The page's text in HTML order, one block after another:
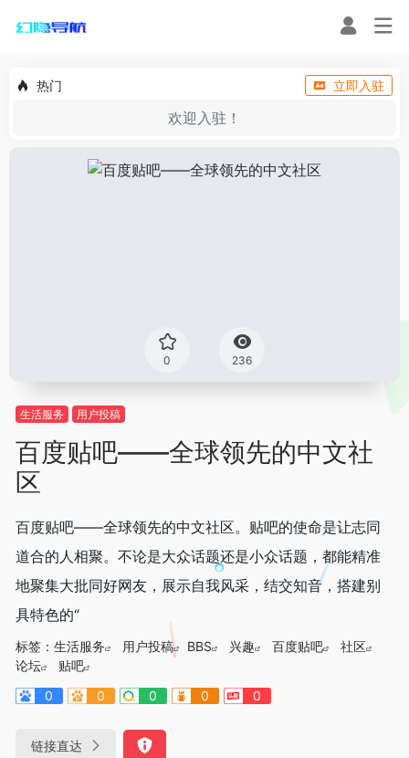
热门 立即入驻
欢迎入驻！
0 236
生活服务 用户投稿
百度贴吧——全球领先的中文社
区
百度贴吧——全球领先的中文社区。贴吧的使命是让志同
道合的人相聚。不论是大众话题还是小众话题，都能精准
地聚集大批同好网友，展示自我风采，结交知音，搭建别
具特色的“
标签： 生活服务 用户投稿 BBS 兴趣 百度贴吧
社区
论坛
贴吧
0
0 0 0 0
链接直达